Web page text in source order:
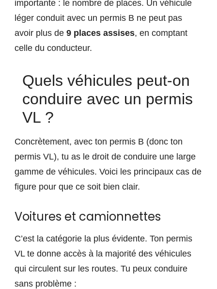
importante : le nombre de places. Un véhicule
léger conduit avec un permis B ne peut pas
avoir plus de 9 places assises, en comptant
celle du conducteur.
Quels véhicules peut-on
conduire avec un permis
VL ?
Concrètement, avec ton permis B (donc ton
permis VL), tu as le droit de conduire une large
gamme de véhicules. Voici les principaux cas de
figure pour que ce soit bien clair.
Voitures et camionnettes
C’est la catégorie la plus évidente. Ton permis
VL te donne accès à la majorité des véhicules
qui circulent sur les routes. Tu peux conduire
sans problème :